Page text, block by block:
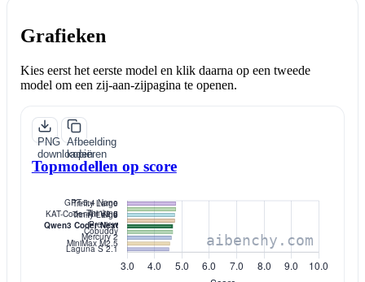
Grafieken
Kies eerst het eerste model en klik daarna op een tweede
model om een zij-aan-zijpagina te openen.
PNG
downloaden
Afbeelding
kopiëren
Topmodellen op score